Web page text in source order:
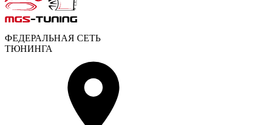
ФЕДЕРАЛЬНАЯ СЕТЬ
ТЮНИНГА